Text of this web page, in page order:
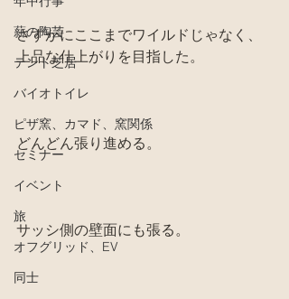
薪の陶芸
テント芝居
バイオトイレ
ピザ窯、カマド、窯関係
セミナー
イベント
旅
オフグリッド、EV
同士
さすがにここまでワイルドじゃなく、
上品な仕上がりを目指した。
どんどん張り進める。
サッシ側の壁面にも張る。